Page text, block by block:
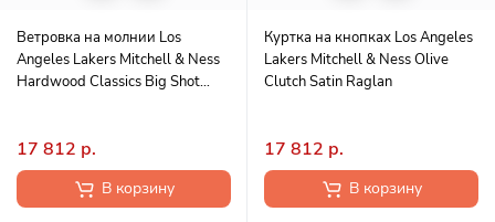
Ветровка на молнии Los
Angeles Lakers Mitchell & Ness
Hardwood Classics Big Shot
17 812 р.
В корзину
Куртка на кнопках Los Angeles
Lakers Mitchell & Ness Olive
Clutch Satin Raglan
17 812 р.
В корзину